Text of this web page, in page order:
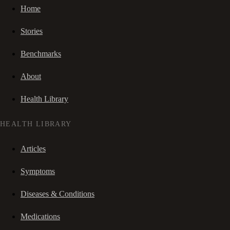
Home
Stories
Benchmarks
About
Health Library
HEALTH LIBRARY
Articles
Symptoms
Diseases & Conditions
Medications